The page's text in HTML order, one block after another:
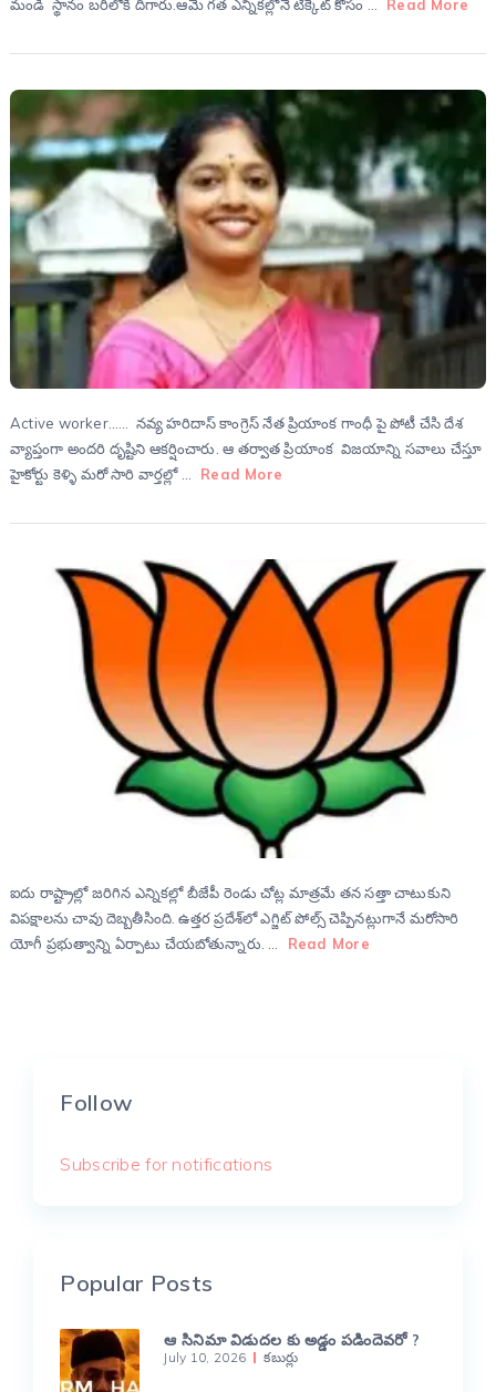
మండి స్థానం బరిలోకి దిగారు.ఆమె గత ఎన్నికల్లోనే టిక్కెట్ కోసం … Read More
Active worker…… నవ్య హరిదాస్ కాంగ్రెస్ నేత ప్రియాంక గాంధీ పై పోటీ చేసి దేశ
వ్యాప్తంగా అందరి దృష్టిని ఆకర్షించారు. ఆ తర్వాత ప్రియాంక విజయాన్ని సవాలు చేస్తూ
హైకోర్టు కెళ్ళి మరో సారి వార్తల్లో …
Read More
ఐదు రాష్ట్రాల్లో జరిగిన ఎన్నికల్లో బీజేపీ రెండు చోట్ల మాత్రమే తన సత్తా చాటుకుని
విపక్షాలను చావు దెబ్బతీసింది. ఉత్తర ప్రదేశ్‌లో ఎగ్జిట్ పోల్స్ చెప్పినట్లుగానే మరోసారి
యోగీ ప్రభుత్వాన్ని ఏర్పాటు చేయబోతున్నారు. …
Read More
Follow
Subscribe for notifications
Popular Posts
ఆ సినిమా విడుదల కు అడ్డం పడిందెవరో ?
July 10, 2026 కబుర్లు